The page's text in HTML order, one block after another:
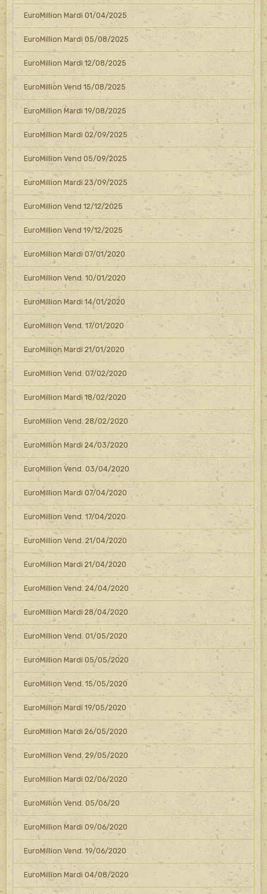
EuroMillion Mardi 01/04/2025
EuroMillion Mardi 05/08/2025
EuroMillion Mardi 12/08/2025
EuroMillion Vend 15/08/2025
EuroMillion Mardi 19/08/2025
EuroMillion Mardi 02/09/2025
EuroMillion Vend 05/09/2025
EuroMillion Mardi 23/09/2025
EuroMillion Vend 12/12/2025
EuroMillion Vend 19/12/2025
EuroMillion Mardi 07/01/2020
EuroMillion Vend. 10/01/2020
EuroMillion Mardi 14/01/2020
EuroMillion Vend. 17/01/2020
EuroMillion Mardi 21/01/2020
EuroMillion Vend. 07/02/2020
EuroMillion Mardi 18/02/2020
EuroMillion Vend. 28/02/2020
EuroMillion Mardi 24/03/2020
EuroMillion Vend. 03/04/2020
EuroMillion Mardi 07/04/2020
EuroMillion Vend. 17/04/2020
EuroMillion Vend. 21/04/2020
EuroMillion Mardi 21/04/2020
EuroMillion Vend. 24/04/2020
EuroMillion Mardi 28/04/2020
EuroMillion Vend. 01/05/2020
EuroMillion Mardi 05/05/2020
EuroMillion Vend. 15/05/2020
EuroMillion Mardi 19/05/2020
EuroMillion Mardi 26/05/2020
EuroMillion Vend. 29/05/2020
EuroMillion Mardi 02/06/2020
EuroMillion Vend. 05/06/20
EuroMillion Mardi 09/06/2020
EuroMillion Vend. 19/06/2020
EuroMillion Mardi 04/08/2020